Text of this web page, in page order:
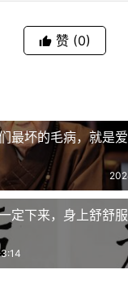
赞 (0)
最坏的毛病，就是
定下来，身上舒舒